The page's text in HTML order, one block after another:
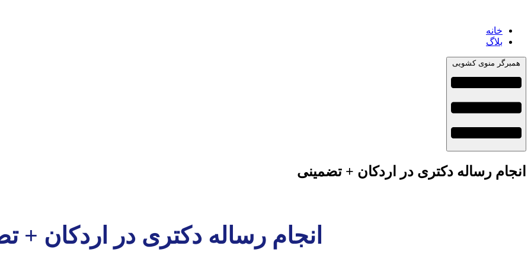
خانه
بلاگ
همبرگر منوی کشویی
انجام رساله دکتری در اردکان + تضمینی
انجام رساله دکتری در اردکان +